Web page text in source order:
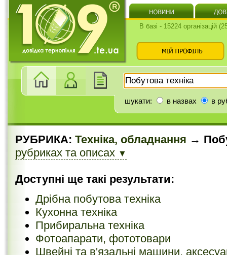
В базі - 15224 організацій
шукати: в назвах в
РУБРИКА: Техніка, обладнання →
рубриках та описах ▼
Доступні ще такі результати:
Дрібна побутова техніка
Кухонна техніка
Прибиральна техніка
Фотоапарати, фототовари
Швейні та в'язальні машини,